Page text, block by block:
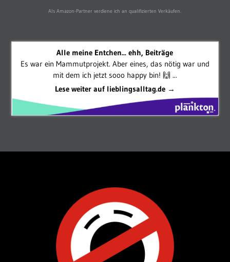
Als Amazon-Partner verdiene ich an qualifizierten Verkäufen.
Alle meine Entchen... ehh, Beiträge
Es war ein Mammutprojekt. Aber eines, das nötig war und
mit dem ich jetzt sooo happy bin! 🙌 ...
Lese weiter auf lieblingsalltag.de →